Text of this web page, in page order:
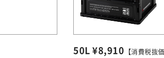
50L ¥8,910 【消費税抜